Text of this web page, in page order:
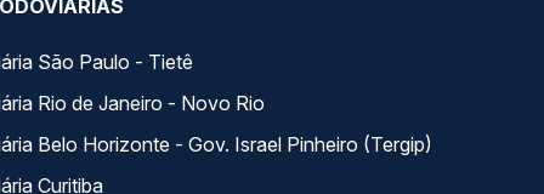
São Paulo - Tietê
Rio de Janeiro - Novo Rio
Belo Horizonte - Gov. Israel Pinheiro (Tergip)
Curitiba